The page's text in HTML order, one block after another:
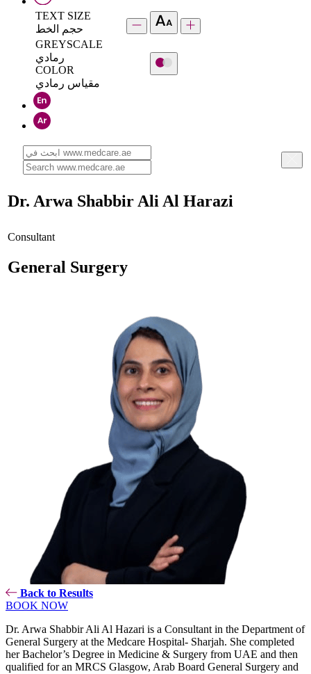
TEXT SIZE
حجم الخط
GREYSCALE
رمادي
COLOR
مقياس رمادي
Dr. Arwa Shabbir Ali Al Harazi
Consultant
General Surgery
Back to Results
BOOK NOW
Dr. Arwa Shabbir Ali Al Hazari is a Consultant in the Department of
General Surgery at the Medcare Hospital- Sharjah. She completed
her Bachelor’s Degree in Medicine & Surgery from UAE and then
qualified for an MRCS Glasgow, Arab Board General Surgery and